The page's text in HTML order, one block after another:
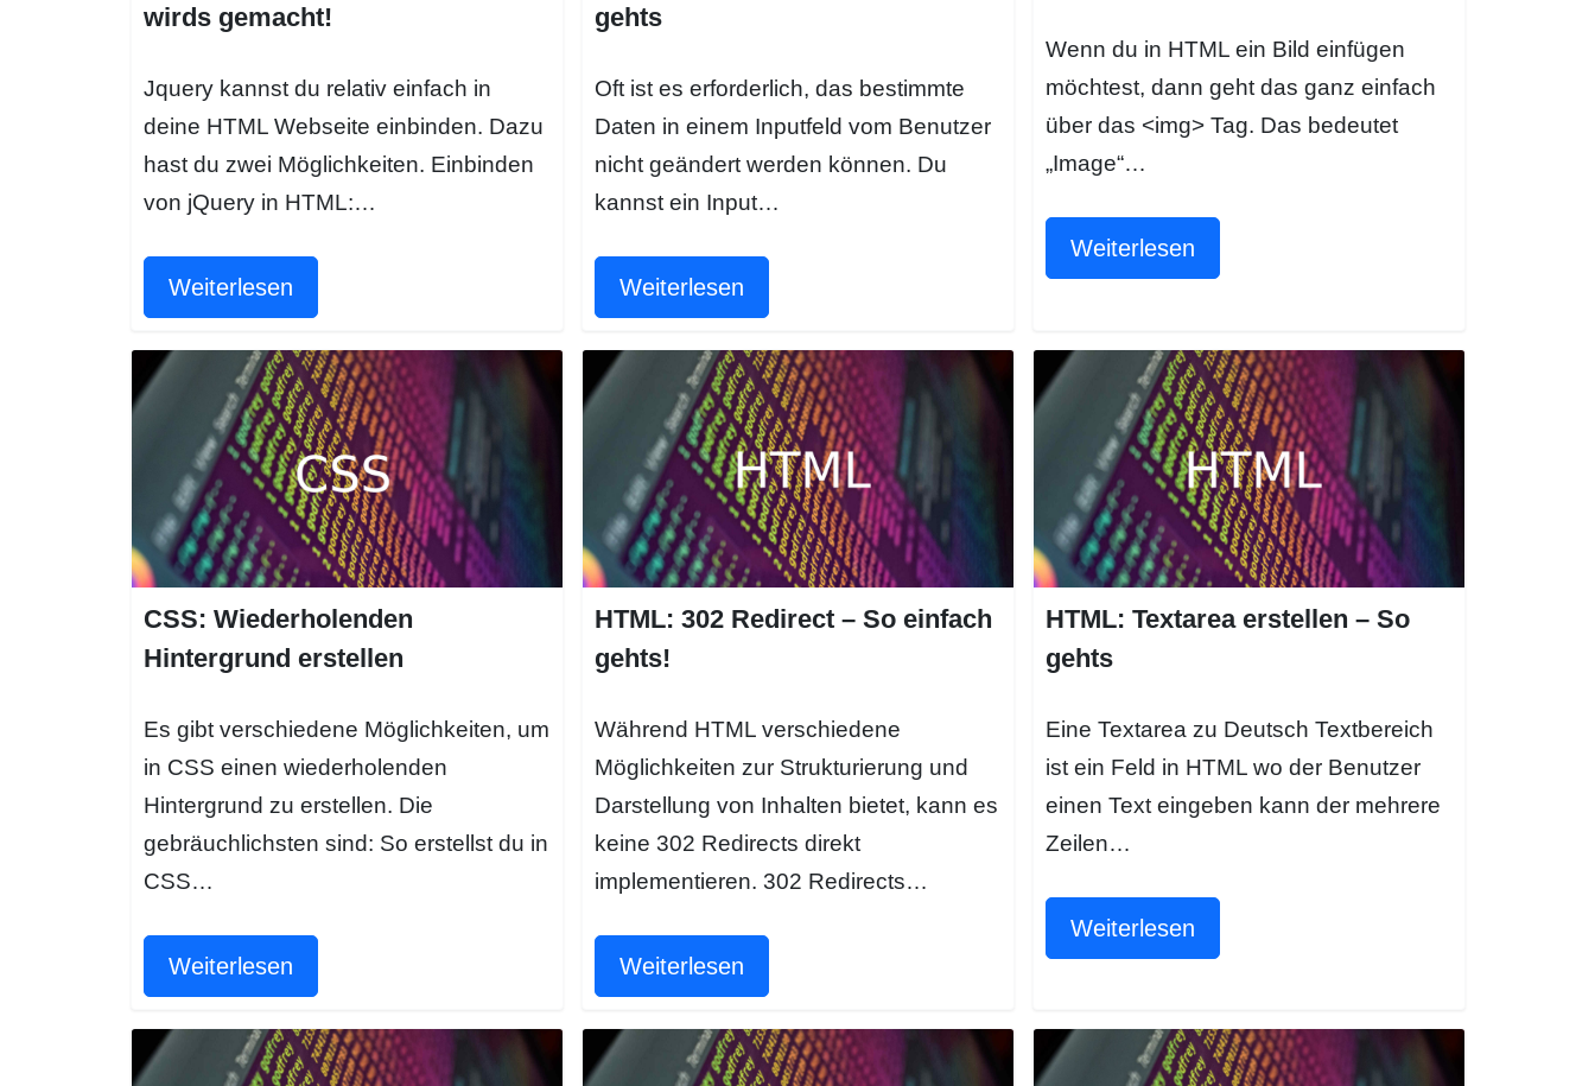
wirds gemacht!
Jquery kannst du relativ einfach in
deine HTML Webseite einbinden. Dazu
hast du zwei Möglichkeiten. Einbinden
von jQuery in HTML:…
Weiterlesen
gehts
Oft ist es erforderlich, das bestimmte
Daten in einem Inputfeld vom Benutzer
nicht geändert werden können. Du
kannst ein Input…
Weiterlesen
Wenn du in HTML ein Bild einfügen
möchtest, dann geht das ganz einfach
über das <img> Tag. Das bedeutet
„Image“…
Weiterlesen
CSS: Wiederholenden
Hintergrund erstellen
Es gibt verschiedene Möglichkeiten, um
in CSS einen wiederholenden
Hintergrund zu erstellen. Die
gebräuchlichsten sind: So erstellst du in
CSS…
Weiterlesen
HTML: 302 Redirect – So einfach
gehts!
Während HTML verschiedene
Möglichkeiten zur Strukturierung und
Darstellung von Inhalten bietet, kann es
keine 302 Redirects direkt
implementieren. 302 Redirects…
Weiterlesen
HTML: Textarea erstellen – So
gehts
Eine Textarea zu Deutsch Textbereich
ist ein Feld in HTML wo der Benutzer
einen Text eingeben kann der mehrere
Zeilen…
Weiterlesen